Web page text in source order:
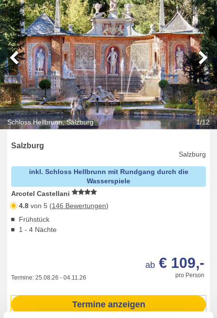
Schloss Hellbrunn, Salzburg 1/12
Salzburg
Salzburg
inkl. Schloss Hellbrunn mit Rundgang durch die
Wasserspiele
Arcotel Castellani
4.8 von 5 (146 Bewertungen)
Frühstück
1 - 4 Nächte
Termine: 25.08.26 - 04.11.26 pro Person
ab € 109,-
Termine anzeigen